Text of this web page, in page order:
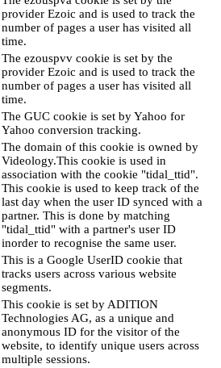
provider Ezoic and is used to track the
number of pages a user has visited all
time.
The ezouspvv cookie is set by the
provider Ezoic and is used to track the
number of pages a user has visited all
time.
The GUC cookie is set by Yahoo for
Yahoo conversion tracking.
The domain of this cookie is owned by
Videology.This cookie is used in
association with the cookie "tidal_ttid".
This cookie is used to keep track of the
last day when the user ID synced with a
partner. This is done by matching
"tidal_ttid" with a partner's user ID
inorder to recognise the same user.
This is a Google UserID cookie that
tracks users across various website
segments.
This cookie is set by ADITION
Technologies AG, as a unique and
anonymous ID for the visitor of the
website, to identify unique users across
multiple sessions.